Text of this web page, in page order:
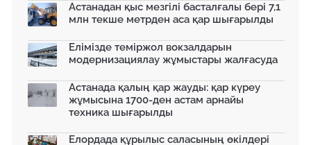
Астанадан қыс мезгілі басталғалы бері 7,1
млн текше метрден аса қар шығарылды
Елімізде теміржол вокзалдарын
модернизациялау жұмыстары жалғасуда
Астанада қалың қар жауды: қар күреу
жұмысына 1700-ден астам арнайы
техника шығарылды
Елордада құрылыс саласының өкілдері